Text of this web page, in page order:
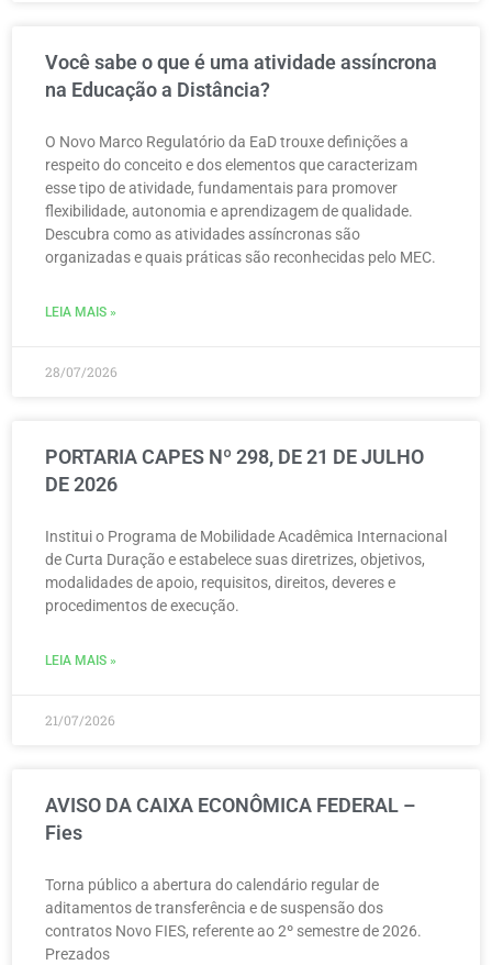
Você sabe o que é uma atividade assíncrona
na Educação a Distância?
O Novo Marco Regulatório da EaD trouxe definições a
respeito do conceito e dos elementos que caracterizam
esse tipo de atividade, fundamentais para promover
flexibilidade, autonomia e aprendizagem de qualidade.
Descubra como as atividades assíncronas são
organizadas e quais práticas são reconhecidas pelo MEC.
LEIA MAIS »
28/07/2026
PORTARIA CAPES Nº 298, DE 21 DE JULHO
DE 2026
Institui o Programa de Mobilidade Acadêmica Internacional
de Curta Duração e estabelece suas diretrizes, objetivos,
modalidades de apoio, requisitos, direitos, deveres e
procedimentos de execução.
LEIA MAIS »
21/07/2026
AVISO DA CAIXA ECONÔMICA FEDERAL –
Fies
Torna público a abertura do calendário regular de
aditamentos de transferência e de suspensão dos
contratos Novo FIES, referente ao 2º semestre de 2026.
Prezados